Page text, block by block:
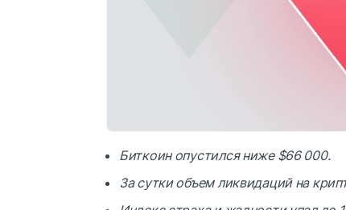
Биткоин опустился ниже $66 000.
За сутки объем ликвидаций на